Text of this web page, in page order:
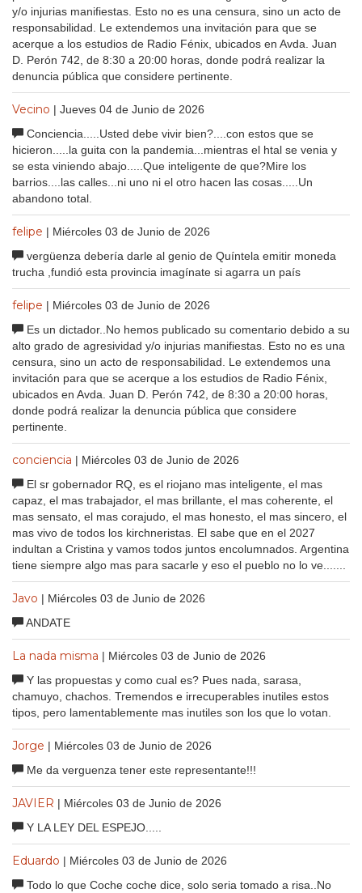
y/o injurias manifiestas. Esto no es una censura, sino un acto de
responsabilidad. Le extendemos una invitación para que se
acerque a los estudios de Radio Fénix, ubicados en Avda. Juan
D. Perón 742, de 8:30 a 20:00 horas, donde podrá realizar la
denuncia pública que considere pertinente.
Vecino | Jueves 04 de Junio de 2026
Conciencia.....Usted debe vivir bien?....con estos que se
hicieron.....la guita con la pandemia...mientras el htal se venia y
se esta viniendo abajo.....Que inteligente de que?Mire los
barrios....las calles...ni uno ni el otro hacen las cosas.....Un
abandono total.
felipe | Miércoles 03 de Junio de 2026
vergüenza debería darle al genio de Quíntela emitir moneda
trucha ,fundió esta provincia imagínate si agarra un país
felipe | Miércoles 03 de Junio de 2026
Es un dictador..No hemos publicado su comentario debido a su
alto grado de agresividad y/o injurias manifiestas. Esto no es una
censura, sino un acto de responsabilidad. Le extendemos una
invitación para que se acerque a los estudios de Radio Fénix,
ubicados en Avda. Juan D. Perón 742, de 8:30 a 20:00 horas,
donde podrá realizar la denuncia pública que considere
pertinente.
conciencia | Miércoles 03 de Junio de 2026
El sr gobernador RQ, es el riojano mas inteligente, el mas
capaz, el mas trabajador, el mas brillante, el mas coherente, el
mas sensato, el mas corajudo, el mas honesto, el mas sincero, el
mas vivo de todos los kirchneristas. El sabe que en el 2027
indultan a Cristina y vamos todos juntos encolumnados. Argentina
tiene siempre algo mas para sacarle y eso el pueblo no lo ve.......
Javo | Miércoles 03 de Junio de 2026
ANDATE
La nada misma | Miércoles 03 de Junio de 2026
Y las propuestas y como cual es? Pues nada, sarasa,
chamuyo, chachos. Tremendos e irrecuperables inutiles estos
tipos, pero lamentablemente mas inutiles son los que lo votan.
Jorge | Miércoles 03 de Junio de 2026
Me da verguenza tener este representante!!!
JAVIER | Miércoles 03 de Junio de 2026
Y LA LEY DEL ESPEJO.....
Eduardo | Miércoles 03 de Junio de 2026
Todo lo que Coche coche dice, solo seria tomado a risa..No